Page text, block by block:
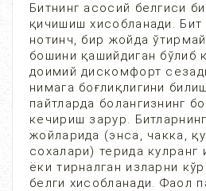
Битнинг асосий белгиси
қичишиш хисобланади.
нотинч, бир жойда
бошини қашийдиган бўлиб
доимий дискомфорт
нимага боғлиқлигини
пайтларда болангизнинг
кечириш зарур.
жойларида (энса, чакка,
сохалари) терида кулранг
ёки тирналган изларни
белги хисобланади. Фаол